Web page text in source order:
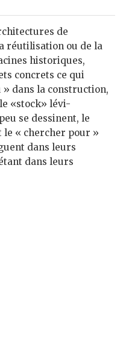
de
réutilisation ou de la
historiques,
concrets ce qui
dans la construction,
«stock» lévi-
se dessinent, le
le « chercher pour »
dans leurs
dans leurs